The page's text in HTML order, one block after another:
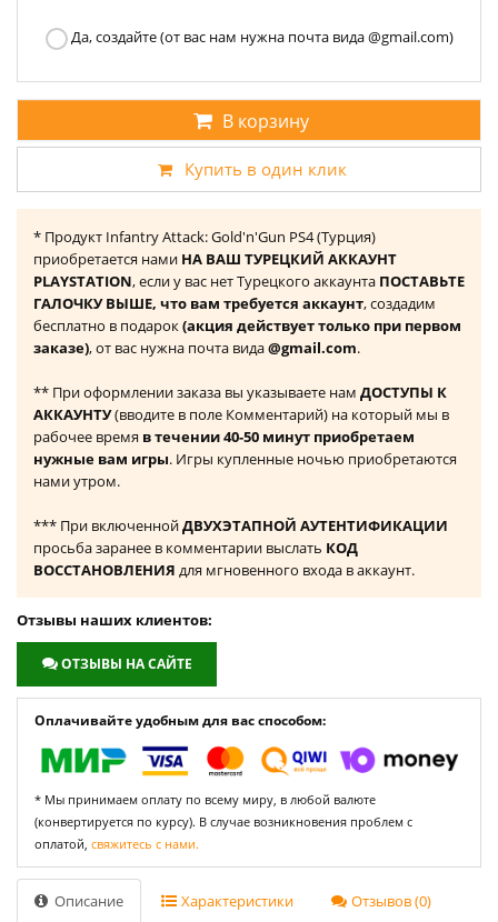
Да, создайте (от вас нам нужна почта вида @gmail.com)
В корзину
Купить в один клик
* Продукт Infantry Attack: Gold'n'Gun PS4 (Турция)
приобретается нами НА ВАШ ТУРЕЦКИЙ АККАУНТ
PLAYSTATION, если у вас нет Турецкого аккаунта ПОСТАВЬТЕ
ГАЛОЧКУ ВЫШЕ, что вам требуется аккаунт, создадим
бесплатно в подарок(акция действует только при первом
заказе), от вас нужна почта вида@gmail.com.
** При оформлении заказа вы указываете нам ДОСТУПЫ К
АККАУНТУ(вводите в поле Комментарий) на который мы в
рабочее время в течении 40-50 минут приобретаем
нужные вам игры. Игры купленные ночью приобретаются
нами утром.
*** При включеннойДВУХЭТАПНОЙ АУТЕНТИФИКАЦИИ
просьба заранее в комментарии выслать КОД
ВОССТАНОВЛЕНИЯ для мгновенного входа в аккаунт.
Отзывы наших клиентов:
ОТЗЫВЫ НА САЙТЕ
Оплачивайте удобным для вас способом:
* Мы принимаем оплату по всему миру, в любой валюте
(конвертируется по курсу). В случае возникновения проблем с
оплатой, свяжитесь с нами.
Описание Характеристики Отзывов (0)